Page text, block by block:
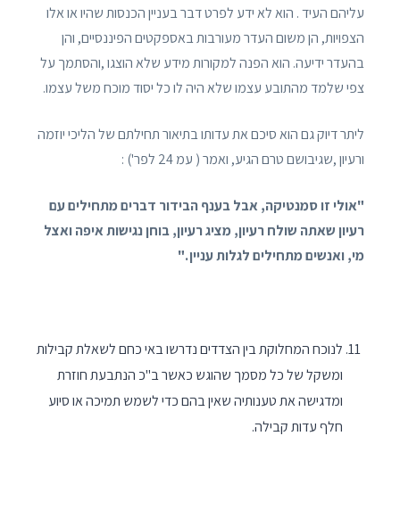
עליהם העיד . הוא לא ידע לפרט דבר בעניין הכנסות שהיו או אלו
הצפויות, הן משום העדר מעורבות באספקטים הפיננסיים, והן
בהעדר ידיעה. הוא הפנה למקורות מידע שלא הוצגו ,והסתמך על
צפי שלמד מהתובע עצמו שלא היה לו כל יסוד מוכח משל עצמו.
ליתר דיוק גם הוא סיכם את עדותו בתיאור תחילתם של הליכי יוזמה
ורעיון ,שגיבושם טרם הגיע, ואמר ( עמ 24 לפר') :
"אולי זו סמנטיקה, אבל בענף הבידור דברים מתחילים עם
רעיון שאתה שולח רעיון, מציג רעיון, בוחן נגישות איפה ואצל
מי, ואנשים מתחילים לגלות עניין ."
לנוכח המחלוקת בין הצדדים נדרשו באי כחם לשאלת קבילות
ומשקל של כל מסמך שהוגש כאשר ב"כ הנתבעת חוזרת
ומדגישה את טענותיה שאין בהם כדי לשמש תמיכה או סיוע
חלף עדות קבילה.